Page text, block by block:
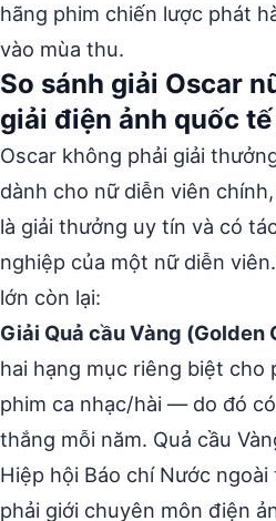
hãng phim chiến lược phát
vào mùa thu.
So sánh giải Oscar
giải điện ảnh quốc
Oscar không phải giải
dành cho nữ diễn viên
là giải thưởng uy tín và có
nghiệp của một nữ diễn
lớn còn lại:
Giải Quả cầu Vàng (Golden
hai hạng mục riêng biệt cho
phim ca nhạc/hài — do đó
thắng mỗi năm. Quả cầu
Hiệp hội Báo chí Nước
phải giới chuyên môn điện